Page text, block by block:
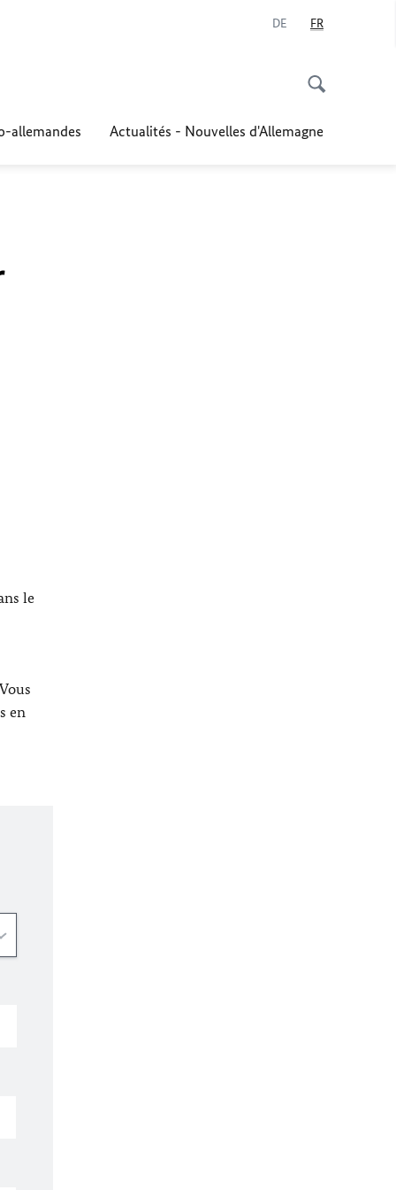
DE FR
allemandes Actualités - Nouvelles d'Allemagne
le
en